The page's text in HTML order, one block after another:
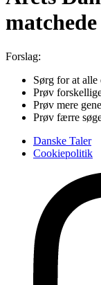
Forslag:
Sørg for at alle
Prøv
Prøv mere
Prøv færre
Danske Taler
Cookiepolitik